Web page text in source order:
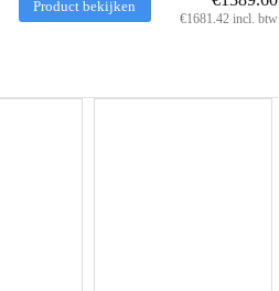
Product bekijken
€1681.42 incl. btw